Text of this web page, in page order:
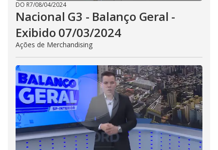
DO R7/08/04/2024
Nacional G3 - Balanço Geral -
Exibido 07/03/2024
Ações de Merchandising